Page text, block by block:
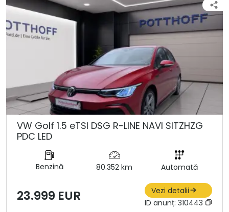
VW Golf 1.5 eTSI DSG R-LINE NAVI SITZHZG
PDC LED
Benzină 80.352 km Automată
23.999 EUR
Vezi detalii
ID anunț: 310443